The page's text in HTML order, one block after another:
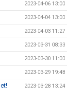
2023-04-06 13:00
2023-04-04 13:00
2023-04-03 11:27
2023-03-31 08:33
2023-03-30 11:00
2023-03-29 19:48
2023-03-28 13:24